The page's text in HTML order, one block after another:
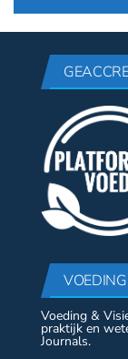
Voeding &
praktijk en
Journals.